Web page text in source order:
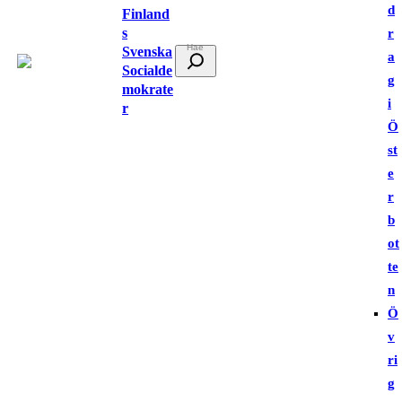
Finland
s
Svenska
Socialde
mokrate
r
ö
d
r
a
g
i
Ö
st
e
r
b
ot
te
n
Ö
v
ri
g